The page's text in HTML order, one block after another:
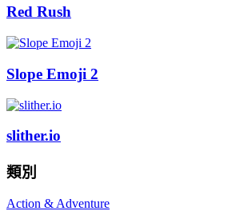
Red Rush
Slope Emoji 2
slither.io
類別
Action & Adventure